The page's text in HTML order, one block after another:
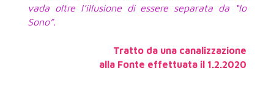
vada oltre l’illusione di essere separata da “Io
Sono”.
Tratto da una canalizzazione
alla Fonte effettuata il 1.2.2020